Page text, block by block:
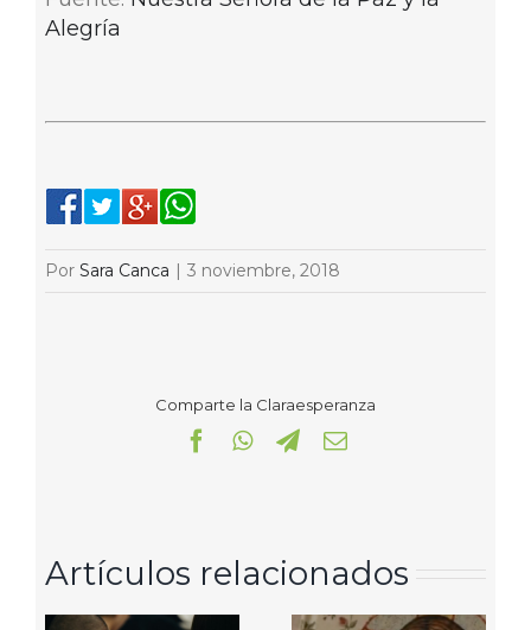
Alegría
Por Sara Canca | 3 noviembre, 2018
Comparte la Claraesperanza
Facebook
WhatsApp
Telegram
Correo
Artículos relacionados